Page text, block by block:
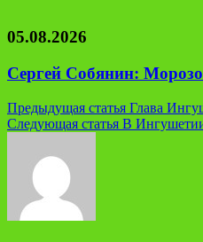
05.08.2026
Сергей Собянин:
Навигация
по
записям
Предыдущая статья Глава
Следующая статья В